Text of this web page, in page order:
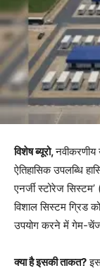
विशेष ब्यूरो,नवीकरणीय
ऐतिहासिक उपलब्धि
एनर्जी स्टोरेज
विशाल सिस्टम ग्रिड
उपयोग करने में गेम-
क्या है इसकी ताकत?